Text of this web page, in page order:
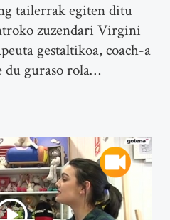
tailerrak egiten ditu
zuzendari Virgini
gestaltikoa, coach-a
du guraso rola…